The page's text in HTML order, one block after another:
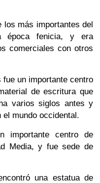
los más importantes del
época fenicia, y era
comerciales con otros
fue un importante centro
de escritura que
varios siglos antes y
mundo occidental.
importante centro de
Media, y fue sede de
una estatua de